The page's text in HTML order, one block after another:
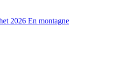
2026 En montagne